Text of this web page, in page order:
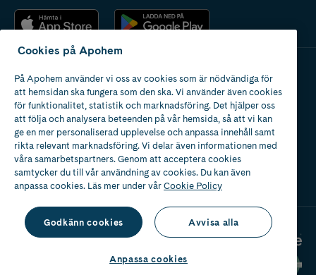
Apotek med tillstånd
av Läkemedelsverket
Cookies på Apohem
På Apohem använder vi oss av cookies som är nödvändiga för
att hemsidan ska fungera som den ska. Vi använder även cookies
för funktionalitet, statistik och marknadsföring. Det hjälper oss
att följa och analysera beteenden på vår hemsida, så att vi kan
ge en mer personaliserad upplevelse och anpassa innehåll samt
rikta relevant marknadsföring. Vi delar även informationen med
våra samarbetspartners. Genom att acceptera cookies
samtycker du till vår användning av cookies. Du kan även
anpassa cookies. Läs mer under vårCookie Policy
Godkänn cookies Avvisa alla
Anpassa cookies